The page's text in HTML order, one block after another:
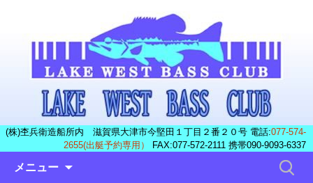
(株)杢兵衛造船所内 滋賀県大津市今堅田１丁目２番２０号 電話:077-574-
2655(出艇予約専用）
FAX:077-572-2111 携帯090-9093-6337
メニュー
検
索: